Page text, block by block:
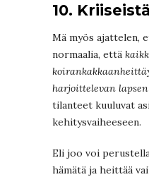
10.
Mä myös ajattelen,
normaalia, että
harjoittelevan
tilanteet kuuluvat
kehitysvaiheeseen.
Eli joo voi
hämätä ja heittää